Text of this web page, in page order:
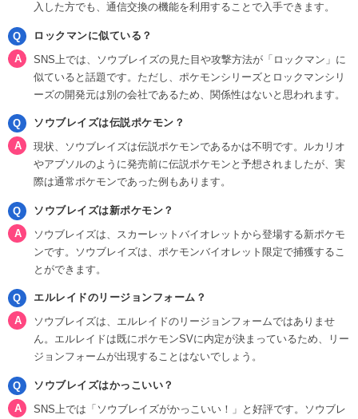
入した方でも、通信交換の機能を利用することで入手できます。
ロックマンに似ている？
SNS上では、ソウブレイズの見た目や攻撃方法が「ロックマン」に
似ていると話題です。ただし、ポケモンシリーズとロックマンシリ
ーズの開発元は別の会社であるため、関係性はないと思われます。
ソウブレイズは伝説ポケモン？
現状、ソウブレイズは伝説ポケモンであるかは不明です。ルカリオ
やアブソルのように発売前に伝説ポケモンと予想されましたが、実
際は通常ポケモンであった例もあります。
ソウブレイズは新ポケモン？
ソウブレイズは、スカーレットバイオレットから登場する新ポケモ
ンです。ソウブレイズは、ポケモンバイオレット限定で捕獲するこ
とができます。
エルレイドのリージョンフォーム？
ソウブレイズは、エルレイドのリージョンフォームではありませ
ん。エルレイドは既にポケモンSVに内定が決まっているため、リー
ジョンフォームが出現することはないでしょう。
ソウブレイズはかっこいい？
SNS上では「ソウブレイズがかっこいい！」と好評です。ソウブレ